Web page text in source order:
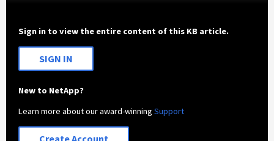
Sign in to view the entire content of this KB article.
SIGN IN
New to NetApp?
Learn more about our award-winningSupport
Create Account